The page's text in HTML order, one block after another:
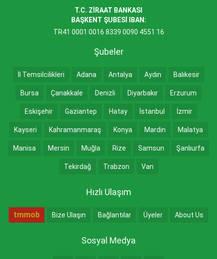
T.C. ZİRAAT BANKASI
BAŞKENT ŞUBESİ IBAN:
TR41 0001 0016 8339 0090 4551 16
Şubeler
İl Temsilcilikleri Adana Antalya Aydın Balıkesir
Bursa Çanakkale Denizli Diyarbakır Erzurum
Eskişehir Gaziantep Hatay İstanbul İzmir
Kayseri Kahramanmaraş Konya Mardin Malatya
Manisa Mersin Muğla Rize Samsun Şanlıurfa
Tekirdağ Trabzon Van
Hızlı Ulaşım
tmmob Bize Ulaşın Bağlantılar Üyeler About Us
Sosyal Medya